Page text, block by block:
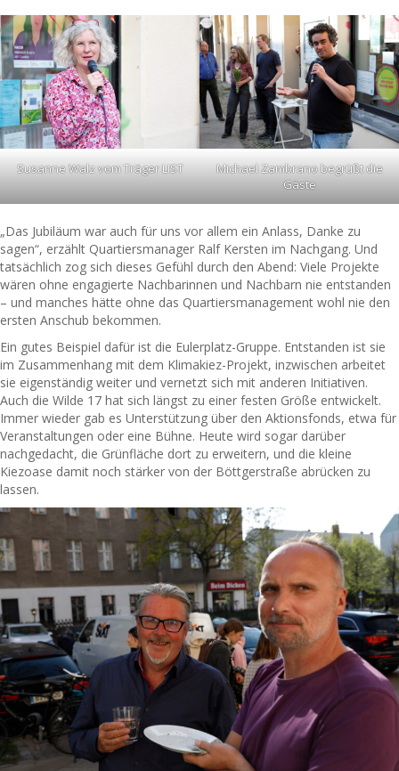
Susanne Walz vom Träger LIST
Michael Zambrano begrüßt die
Gäste
„Das Jubiläum war auch für uns vor allem ein Anlass, Danke zu
sagen“, erzählt Quartiersmanager Ralf Kersten im Nachgang. Und
tatsächlich zog sich dieses Gefühl durch den Abend: Viele Projekte
wären ohne engagierte Nachbarinnen und Nachbarn nie entstanden
– und manches hätte ohne das Quartiersmanagement wohl nie den
ersten Anschub bekommen.
Ein gutes Beispiel dafür ist die Eulerplatz-Gruppe. Entstanden ist sie
im Zusammenhang mit dem Klimakiez-Projekt, inzwischen arbeitet
sie eigenständig weiter und vernetzt sich mit anderen Initiativen.
Auch die Wilde 17 hat sich längst zu einer festen Größe entwickelt.
Immer wieder gab es Unterstützung über den Aktionsfonds, etwa für
Veranstaltungen oder eine Bühne. Heute wird sogar darüber
nachgedacht, die Grünfläche dort zu erweitern, und die kleine
Kiezoase damit noch stärker von der Böttgerstraße abrücken zu
lassen.